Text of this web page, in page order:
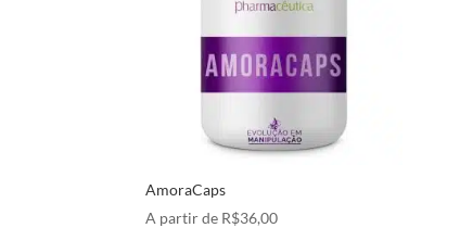
AmoraCaps
A partir de R$36,00